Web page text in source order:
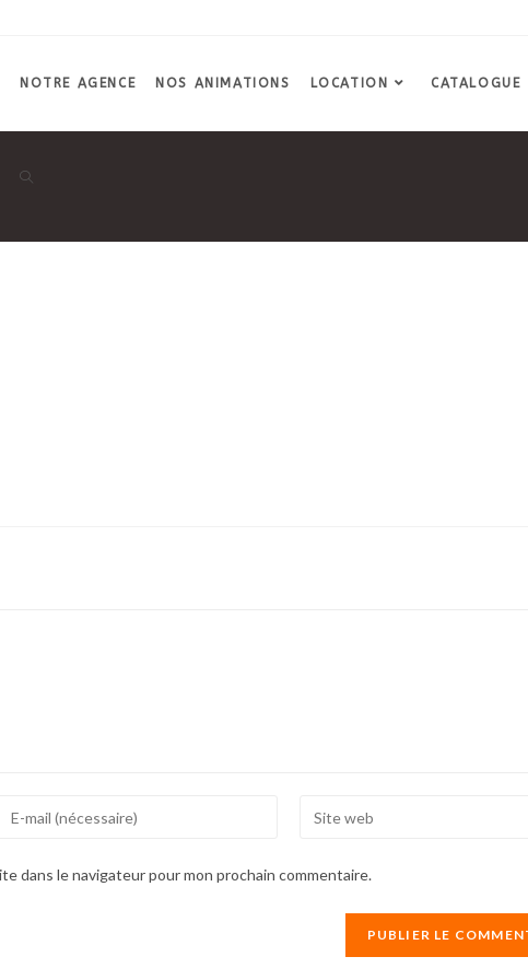
NOTRE AGENCE NOS ANIMATIONS LOCATION CATALOGUE
(optional)
dans le navigateur pour mon prochain commentaire.